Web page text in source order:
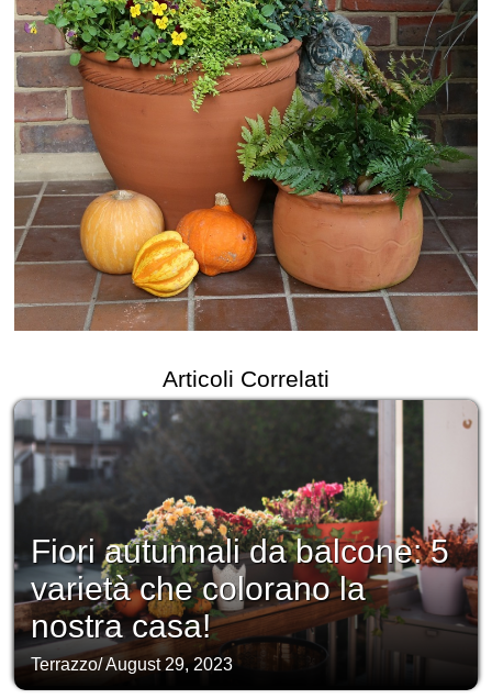
Articoli Correlati
Fiori autunnali da balcone: 5
varietà che colorano la
nostra casa!
Terrazzo/August 29, 2023